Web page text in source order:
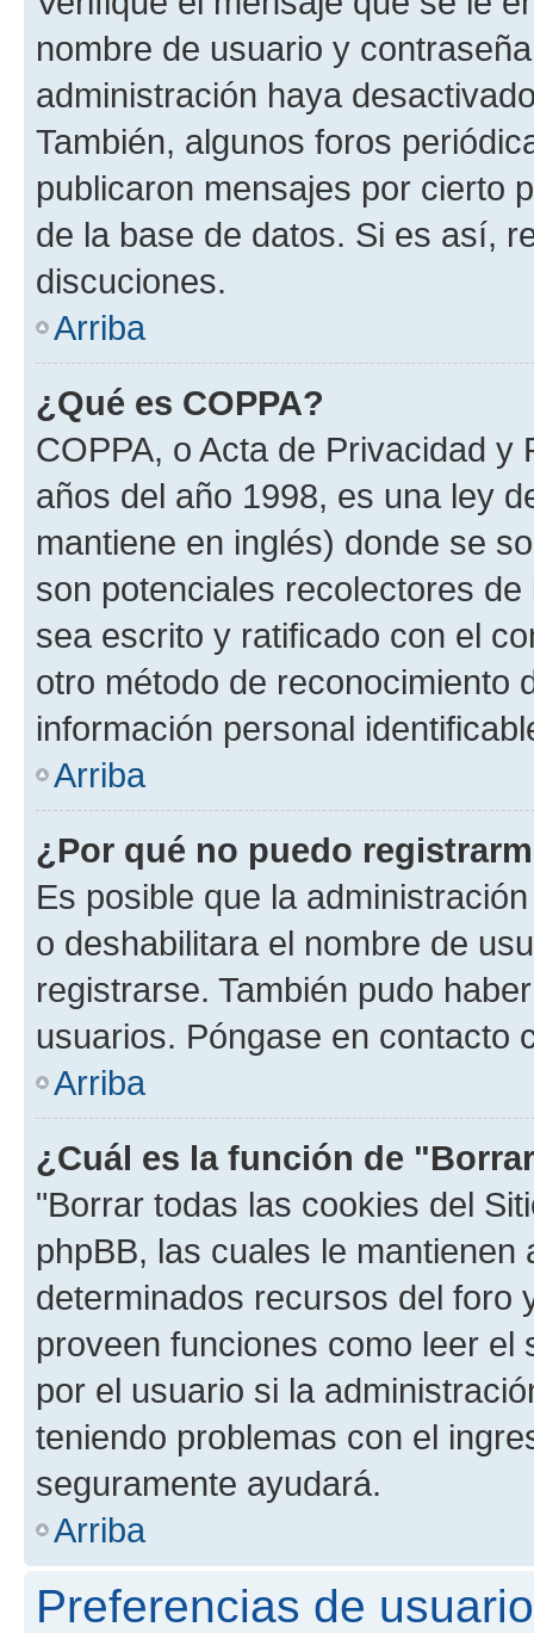
nombre de usuario y
administración haya
También, algunos foros
publicaron mensajes por cierto
de la base de datos. Si es así,
discuciones.
Arriba
¿Qué es COPPA?
COPPA, o Acta de Privacidad
años del año 1998, es una ley
mantiene en inglés) donde se
son potenciales recolectores
sea escrito y ratificado con el
otro método de reconocimiento
información personal
Arriba
¿Por qué no puedo
Es posible que la
o deshabilitara el nombre de
registrarse. También pudo
usuarios. Póngase en contacto
Arriba
¿Cuál es la función de
"Borrar todas las cookies del
phpBB, las cuales le
determinados recursos del foro
proveen funciones como leer el
por el usuario si la
teniendo problemas con el
seguramente ayudará.
Arriba
Preferencias de